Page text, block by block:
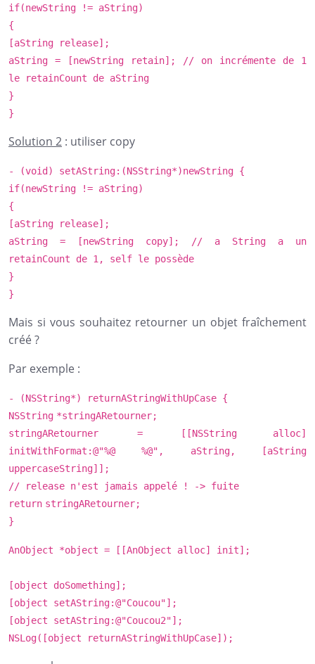
if(newString != aString)
{
[aString release];
aString = [newString retain];
// on incrémente de 1
le retainCount de aString
}
}
Solution 2 : utiliser copy
- (void ) setAString:(NSString*)newString {
if(newString != aString)
{
[aString release];
aString = [newString copy];
// a String a un
retainCount de 1, self le possède
}
}
Mais si vous souhaitez retourner un objet fraîchement
créé ?
Par exemple :
- (NSString*) returnAStringWithUpCase {
NSString *stringARetourner;
stringARetourner = [[NSString
alloc]
initWithFormat:@"%@ %@" , aString, [aString
uppercaseString]];
// release n'est jamais appelé ! -> fuite
return stringARetourner;
}
AnObject *object = [[AnObject alloc] init];
[object doSomething];
[object setAString:@"Coucou"];
[object setAString:@"Coucou2"];
NSLog([object returnAStringWithUpCase]);